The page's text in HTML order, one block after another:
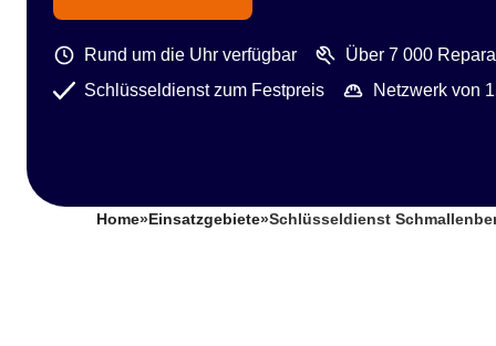
Rund um die Uhr verfügbar
Über 7 000
Schlüsseldienst zum Festpreis
Netzwerk von
Home» Einsatzgebiete»Schlüsseldienst